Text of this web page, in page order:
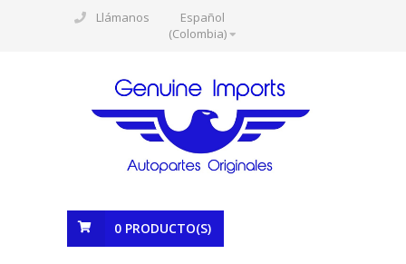
Llámanos
Español
(Colombia)
0 PRODUCTO(S)